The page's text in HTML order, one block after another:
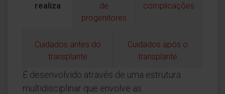
realiza
de
progenitores
complicações
Cuidados antes do
transplante
Cuidados após o
transplante
É desenvolvido através de uma estrutura
multidisciplinar que envolve as